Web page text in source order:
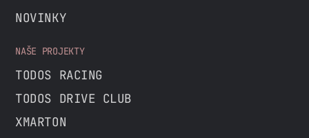
NOVINKY
NAŠE PROJEKTY
TODOS RACING
TODOS DRIVE CLUB
XMARTON